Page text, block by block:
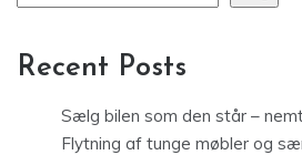
Recent Posts
Sælg bilen som den står –
Flytning af tunge møbler og